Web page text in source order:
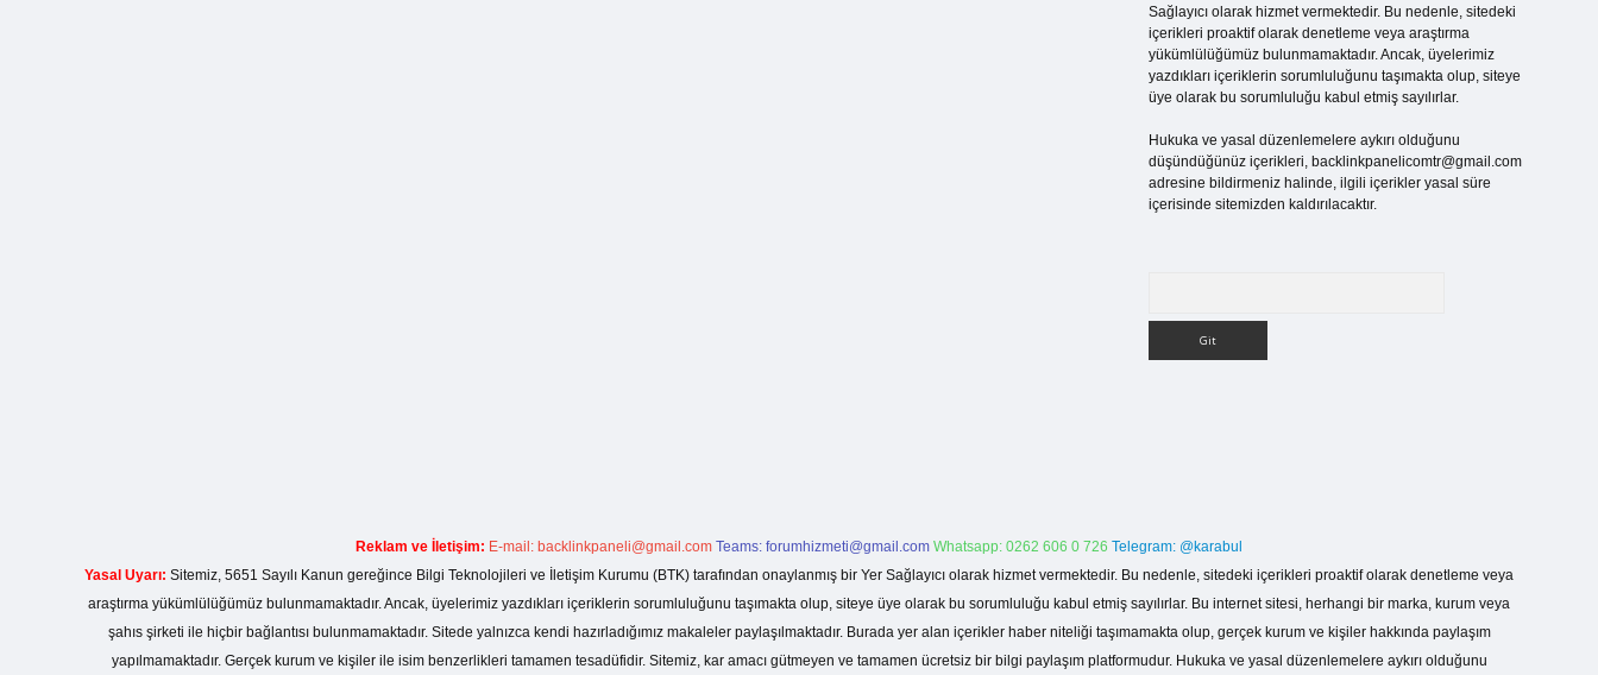
Sağlayıcı olarak hizmet vermektedir. Bu nedenle, sitedeki
içerikleri proaktif olarak denetleme veya araştırma
yükümlülüğümüz bulunmamaktadır. Ancak, üyelerimiz
yazdıkları içeriklerin sorumluluğunu taşımakta olup, siteye
üye olarak bu sorumluluğu kabul etmiş sayılırlar.
Hukuka ve yasal düzenlemelere aykırı olduğunu
düşündüğünüz içerikleri, backlinkpanelicomtr@gmail.com
adresine bildirmeniz halinde, ilgili içerikler yasal süre
içerisinde sitemizden kaldırılacaktır.
Reklam ve İletişim: E-mail: backlinkpaneli@gmail.com Teams: forumhizmeti@gmail.com Whatsapp: 0262 606 0 726 Telegram: @karabul
Yasal Uyarı: Sitemiz, 5651 Sayılı Kanun gereğince Bilgi Teknolojileri ve İletişim Kurumu (BTK) tarafından onaylanmış bir Yer Sağlayıcı olarak hizmet vermektedir. Bu nedenle, sitedeki içerikleri proaktif olarak denetleme veya
araştırma yükümlülüğümüz bulunmamaktadır. Ancak, üyelerimiz yazdıkları içeriklerin sorumluluğunu taşımakta olup, siteye üye olarak bu sorumluluğu kabul etmiş sayılırlar. Bu internet sitesi, herhangi bir marka, kurum veya
şahıs şirketi ile hiçbir bağlantısı bulunmamaktadır. Sitede yalnızca kendi hazırladığımız makaleler paylaşılmaktadır. Burada yer alan içerikler haber niteliği taşımamakta olup, gerçek kurum ve kişiler hakkında paylaşım
yapılmamaktadır. Gerçek kurum ve kişiler ile isim benzerlikleri tamamen tesadüfidir. Sitemiz, kar amacı gütmeyen ve tamamen ücretsiz bir bilgi paylaşım platformudur. Hukuka ve yasal düzenlemelere aykırı olduğunu